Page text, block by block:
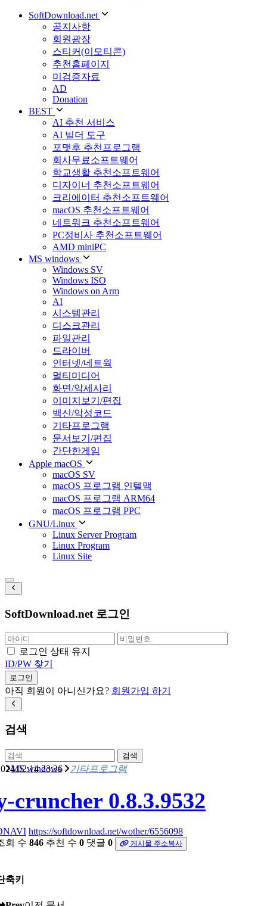
SoftDownload.net
공지사항
회원광장
스티커(이모티콘)
추천홈페이지
미검증자료
AD
Donation
BEST
AI 추천 서비스
AI 빌더 도구
포맷후 추천프로그램
회사무료소프트웨어
학교생활 추천소프트웨어
디자이너 추천소프트웨어
크리에이터 추천소프트웨어
macOS 추천소프트웨어
네트워크 추천소프트웨어
PC정비사 추천소프트웨어
AMD miniPC
MS windows
Windows SV
Windows ISO
Windows on Arm
AI
시스템관리
디스크관리
파일관리
드라이버
인터넷/네트웍
멀티미디어
화면/악세사리
이미지보기/편집
백신/악성코드
기타프로그램
문서보기/편집
간단한게임
Apple macOS
macOS SV
macOS 프로그램 인텔맥
macOS 프로그램 ARM64
macOS 프로그램 PPC
GNU/Linux
Linux Server Program
Linux Program
Linux Site
SoftDownload.net 로그인
로그인 상태 유지
ID/PW 찾기
로그인
아직 회원이 아니신가요? 회원가입 하기
검색
검색
MS windows 기타프로그램
23:36
cruncher 0.8.3.9532
https://softdownload.net/wother/6556098
회 수 846 추천 수 0 댓글 0 게시물 주소복사
축키